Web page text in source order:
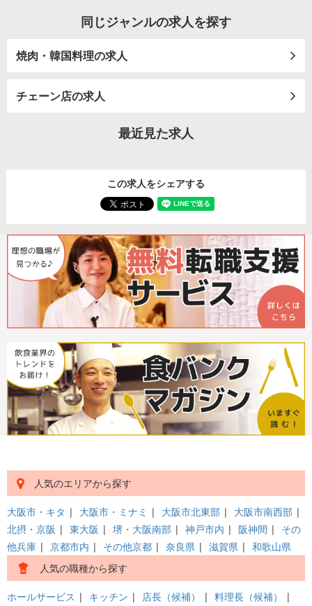
同じジャンルの求人を探す
焼肉・韓国料理の求人
チェーン店の求人
最近見た求人
この求人をシェアする
人気のエリアから探す
大阪市・キタ | 大阪市・ミナミ | 大阪市北東部 | 大阪市南西部 |
北摂・京阪 | 東大阪 | 堺・大阪南部 | 神戸市内 | 阪神間 | その
他兵庫 | 京都市内 | その他京都 | 奈良県 | 滋賀県 | 和歌山県
人気の職種から探す
ホールサービス | キッチン | 店長（候補） | 料理長（候補）
|